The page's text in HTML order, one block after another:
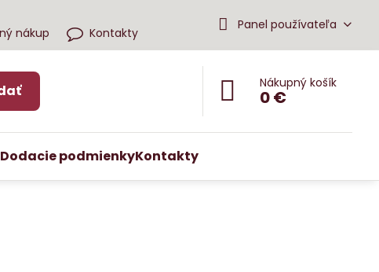
nákup Kontakty
Panel používateľa
Nákupný košík
0 €
Dodacie podmienkyKontakty